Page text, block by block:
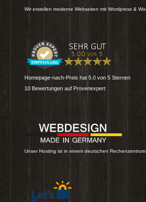
Wir erstellen moderne Webseiten mit Wordpress &
Homepage-nach-Preis hat 5.0 von 5 Sternen
10 Bewertungen auf Provenexpert
Unser Hosting ist in einem deutschen Rechenzentrum.